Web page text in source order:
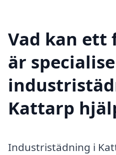
Vad kan ett
är
Kattarp
Industristädning i